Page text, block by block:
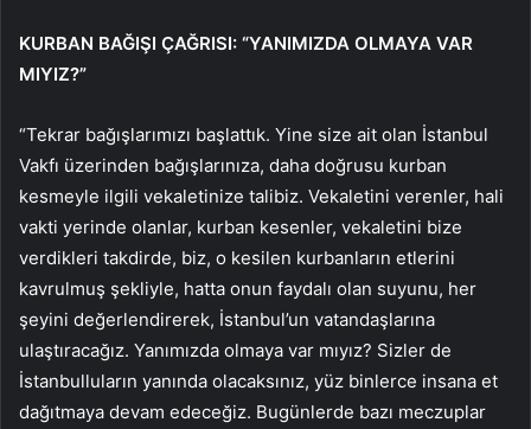
KURBAN BAĞIŞI ÇAĞRISI: “YANIMIZDA OLMAYA VAR
MIYIZ?”
“Tekrar bağışlarımızı başlattık. Yine size ait olan İstanbul
Vakfı üzerinden bağışlarınıza, daha doğrusu kurban
kesmeyle ilgili vekaletinize talibiz. Vekaletini verenler, hali
vakti yerinde olanlar, kurban kesenler, vekaletini bize
verdikleri takdirde, biz, o kesilen kurbanların etlerini
kavrulmuş şekliyle, hatta onun faydalı olan suyunu, her
şeyini değerlendirerek, İstanbul’un vatandaşlarına
ulaştıracağız. Yanımızda olmaya var mıyız? Sizler de
İstanbulluların yanında olacaksınız, yüz binlerce insana et
dağıtmaya devam edeceğiz. Bugünlerde bazı meczuplar